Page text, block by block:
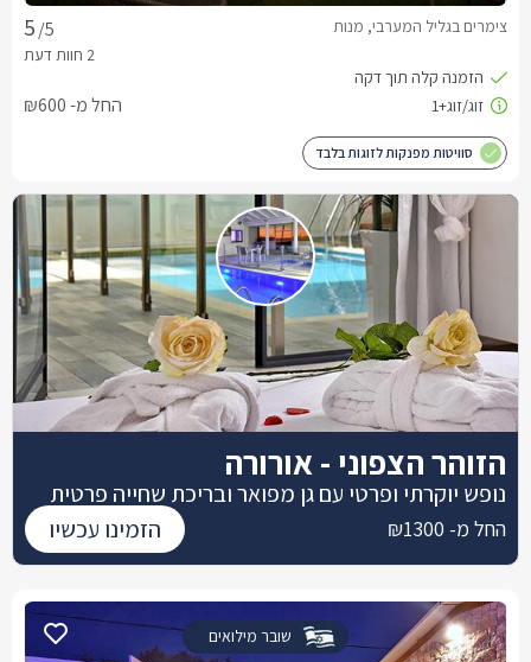
/5 צימרים בגליל המערבי, מנות
החל מ- ₪600
סוויטות מפנקות לזוגות בלבד
שובר מילואים
הזוהר הצפוני - אורורה
נופש יוקרתי ופרטי עם גן מפואר ובריכת שחייה פרטית
החל מ- ₪1300 הזמינו עכשיו